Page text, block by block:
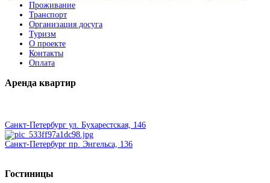
Проживание
Транспорт
Организация досуга
Туризм
О проекте
Контакты
Оплата
Аренда квартир
Санкт-Петербург ул. Бухарестская, 146
Санкт-Петербург пр. Энгельса, 136
Гостиницы